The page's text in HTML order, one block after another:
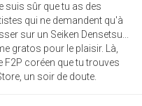
suis sûr que tu as des
qui ne demandent qu'à
sur un Seiken Densetsu...
gratos pour le plaisir. Là,
F2P coréen que tu trouves
un soir de doute.